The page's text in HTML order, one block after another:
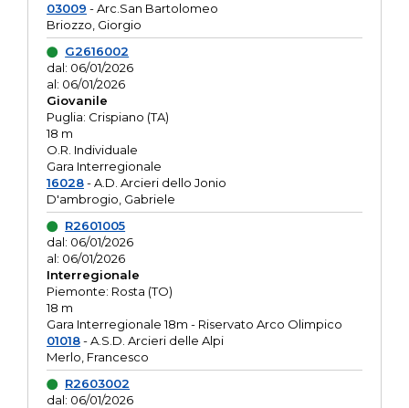
03009 - Arc.San Bartolomeo
Briozzo, Giorgio
G2616002
dal: 06/01/2026
al: 06/01/2026
Giovanile
Puglia: Crispiano (TA)
18 m
O.R. Individuale
Gara Interregionale
16028- A.D. Arcieri dello Jonio
D'ambrogio, Gabriele
R2601005
dal: 06/01/2026
al: 06/01/2026
Interregionale
Piemonte: Rosta (TO)
18 m
Gara Interregionale 18m - Riservato Arco Olimpico
01018- A.S.D. Arcieri delle Alpi
Merlo, Francesco
R2603002
dal: 06/01/2026